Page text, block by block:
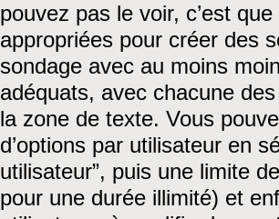
pouvez pas le voir, c’est
appropriées pour créer des
sondage avec au moins
adéquats, avec chacune
la zone de texte. Vous
d’options par utilisateur en
utilisateur”, puis une limite
pour une durée illimité) et